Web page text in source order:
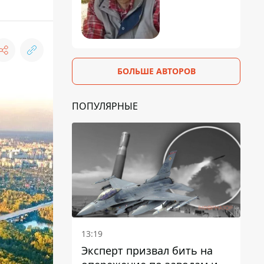
БОЛЬШЕ АВТОРОВ
ПОПУЛЯРНЫЕ
13:19
Эксперт призвал бить на